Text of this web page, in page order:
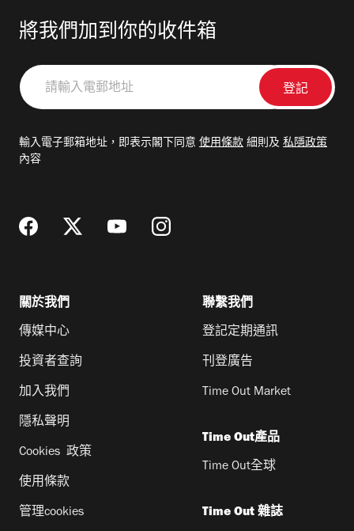
將我們加到你的收件箱
請
輸
郵
輸入電子郵箱地址，即表示閣下同意 使用條款 細則及 私隱政策
內容
關於我們
傳媒中心
投資者查詢
加入我們
隱私聲明
Cookies 政策
使用條款
管理cookies
聯繫我們
登記定期通訊
刊登廣告
Time Out Market
Time Out產品
Time Out全球
Time Out 雜誌